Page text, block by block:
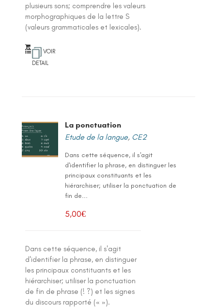
plusieurs sons; comprendre les valeurs
morphographiques de la lettre S
(valeurs grammaticales et lexicales).
VOIR
DETAIL
La ponctuation
Etude de la langue, CE2
Dans cette séquence, il s'agit
d'identifier la phrase, en distinguer les
principaux constituants et les
hiérarchiser; utiliser la ponctuation de
fin de...
5,00€
Dans cette séquence, il s'agit
d'identifier la phrase, en distinguer
les principaux constituants et les
hiérarchiser; utiliser la ponctuation
de fin de phrase (! ?) et les signes
du discours rapporté (« »).